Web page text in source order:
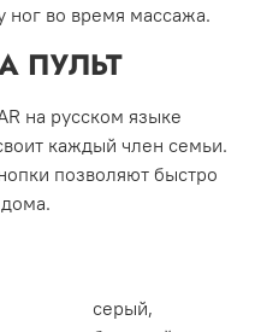
ног во время массажа.
ПУЛЬТ
на русском языке
каждый член семьи.
позволяют быстро
серый,